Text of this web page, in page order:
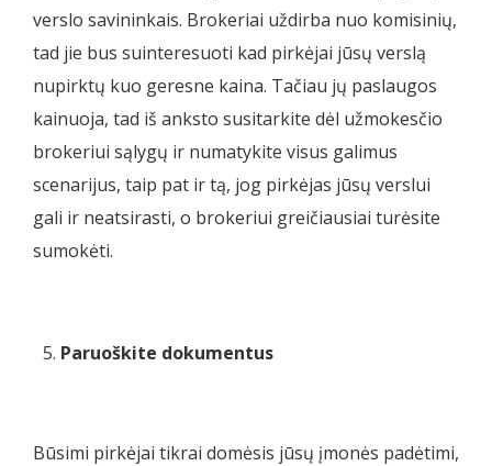
verslo savininkais. Brokeriai uždirba nuo komisinių,
tad jie bus suinteresuoti kad pirkėjai jūsų verslą
nupirktų kuo geresne kaina. Tačiau jų paslaugos
kainuoja, tad iš anksto susitarkite dėl užmokesčio
brokeriui sąlygų ir numatykite visus galimus
scenarijus, taip pat ir tą, jog pirkėjas jūsų verslui
gali ir neatsirasti, o brokeriui greičiausiai turėsite
sumokėti.
Paruoškite dokumentus
Būsimi pirkėjai tikrai domėsis jūsų įmonės padėtimi,